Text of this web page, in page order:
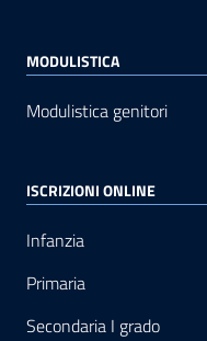
MODULISTICA
Modulistica genitori
ISCRIZIONI ONLINE
Infanzia
Primaria
Secondaria I grado